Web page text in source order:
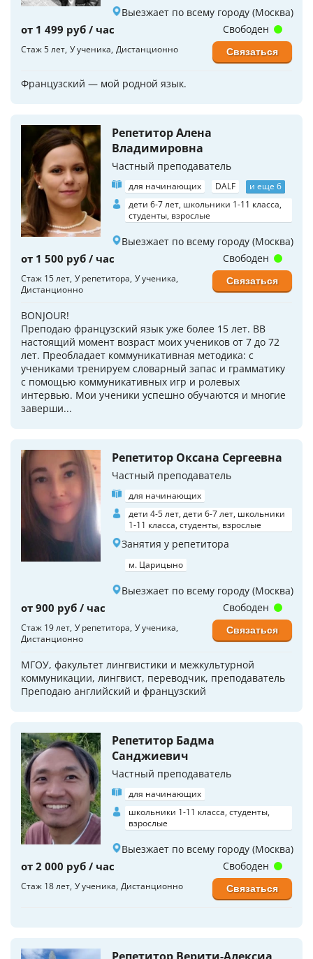
Выезжает по всему городу (Москва)
от 1 499 руб / час
Стаж 5 лет У ученика Дистанционно
Французский — мой родной язык.
Свободен
Связаться
Репетитор Алена
Владимировна
Частный преподаватель
для начинающих DALF
и еще 6
дети 6-7 лет, школьники 1-11 класса,
студенты, взрослые
Выезжает по всему городу (Москва)
от 1 500 руб / час
Стаж 15 лет У репетитора У ученика
Дистанционно
BONJOUR!
Преподаю французский язык уже более 15 лет. ВВ
настоящий момент возраст моих учеников от 7 до 72
лет. Преобладает коммуникативная методика: с
учениками тренируем словарный запас и грамматику
с помощью коммуникативных игр и ролевых
интервью. Мои ученики успешно обучаются и многие
заверши...
Свободен
Связаться
Репетитор Оксана Сергеевна
Частный преподаватель
для начинающих
дети 4-5 лет, дети 6-7 лет, школьники
1-11 класса, студенты, взрослые
Занятия у репетитора
м. Царицыно
Выезжает по всему городу (Москва)
от 900 руб / час
Стаж 19 лет У репетитора У ученика
Дистанционно
МГОУ, факультет лингвистики и межкультурной
коммуникации, лингвист, переводчик, преподаватель
Преподаю английский и французский
Свободен
Связаться
Репетитор Бадма
Санджиевич
Частный преподаватель
для начинающих
школьники 1-11 класса, студенты,
взрослые
Выезжает по всему городу (Москва)
от 2 000 руб / час
Стаж 18 лет У ученика Дистанционно
Свободен
Связаться